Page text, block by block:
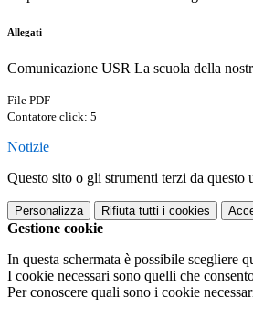
Allegati
Comunicazione USR La scuola della
File PDF
Contatore click: 5
Notizie
Questo sito o gli strumenti terzi da
Personalizza Rifiuta tutti i cookies
Gestione cookie
In questa schermata è possibile scegliere
I cookie necessari sono quelli che
Per conoscere quali sono i cookie